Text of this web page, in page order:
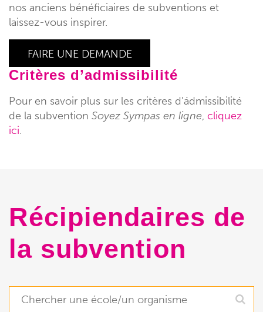
nos anciens bénéficiaires de subventions et
laissez-vous inspirer.
FAIRE UNE DEMANDE
Critères d’admissibilité
Pour en savoir plus sur les critères d’ádmissibilité
de la subvention Soyez Sympas en ligne, cliquez
ici.
Récipiendaires de
la subvention